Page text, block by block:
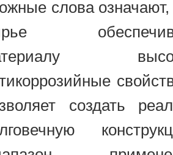
слова означают,
создать